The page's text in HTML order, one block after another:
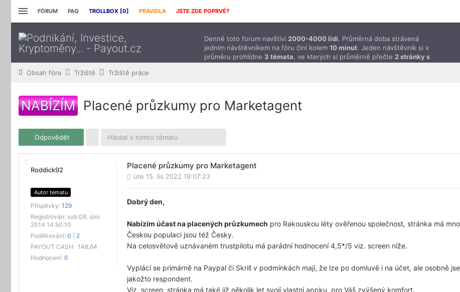
FÓRUM FAQ TROLLBOX [0] PRAVIDLA JSTE ZDE POPRVÉ?
Denně toto forum navštíví 2000-4000 lidí. Průměrná doba strávená
jedním návštěvníkem na fóru činí kolem 10 minut. Jeden návštěvník si v
průměru prohlídne 3 témata , ve kterých si průměrně přečte 2 stránky s
Obsah fóra Tržiště Tržiště práce
NABÍZÍM Placené průzkumy pro Marketagent
Odpovědět
Roddick92
Autor tematu
Příspěvky: 129
Registrován: sob 08. úno
2014 14:50:10
Poděkování: 0
2
PAYOUT CASH: 148,64
Hodnocení: 0
Placené průzkumy pro Marketagent
úte 15. lis 2022 19:07:23
Dobrý den,
Nabízím účast na placených průzkumech pro Rakouskou léty ověřenou společnost, stránka má
Českou populaci jsou též Česky.
Na celosvětově uznávaném trustpilotu má parádní hodnocení 4,5*/5 viz. screen níže.
Vyplácí se primárně na Paypal či Skrill v podmínkách mají, že lze po domluvě i na účet, ale osobně
jakožto respondent.
Viz. screen, stránka má také již několik let svojí vlastní appku, pro Váš zvýšený komfort.